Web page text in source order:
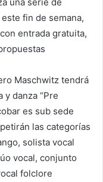
fin de semana,
entrada gratuita,
Maschwitz tendrá
danza “Pre
es sub sede
las categorías
solista vocal
vocal, conjunto
folclore